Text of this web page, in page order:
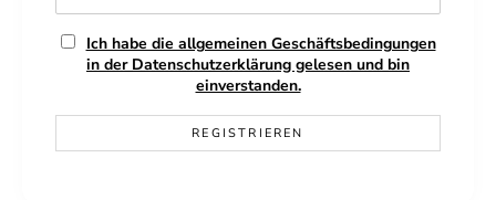
Ich habe die allgemeinen Geschäftsbedingungen
in der Datenschutzerklärung gelesen und bin
einverstanden.